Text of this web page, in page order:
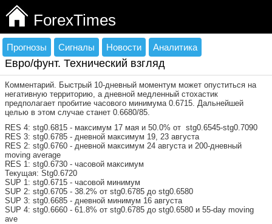
ForexTimes
Прогнозы Сигналы Новости Аналитика
Евро/фунт. Технический взгляд
Комментарий. Быстрый 10-дневный моментум может опуститься на
негативную территорию, а дневной медленный стохастик
предполагает пробитие часового минимума 0.6715. Дальнейшей
целью в этом случае станет 0.6680/85.
RES 4: stg0.6815 - максимум 17 мая и 50.0% от stg0.6545-stg0.7090
RES 3: stg0.6785 - дневной максимум 19, 23 августа
RES 2: stg0.6760 - дневной максимум 24 августа и 200-дневный
moving average
RES 1: stg0.6730 - часовой максимум
Текущая: Stg0.6720
SUP 1: stg0.6715 - часовой минимум
SUP 2: stg0.6705 - 38.2% от stg0.6785 до stg0.6580
SUP 3: stg0.6685 - дневной минимум 16 августа
SUP 4: stg0.6660 - 61.8% от stg0.6785 до stg0.6580 и 55-day moving
ave